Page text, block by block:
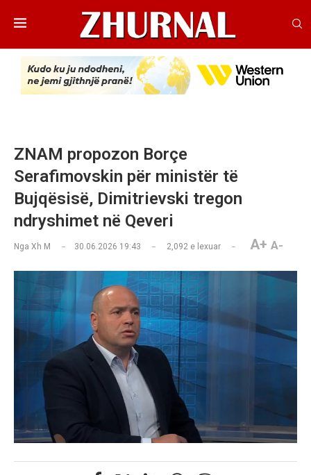
ZNAM propozon Borçe
Serafimovskin për ministër të
Bujqësisë, Dimitrievski tregon
ndryshimet në Qeveri
Nga Xh M 30.06.2026 19:43 2,092 e lexuar A+ A-